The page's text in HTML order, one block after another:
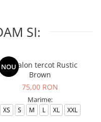
SI:
NOU
Pantalon tercot Rustic
Brown
75,00 RON
Marime:
XS S M L XL XXL